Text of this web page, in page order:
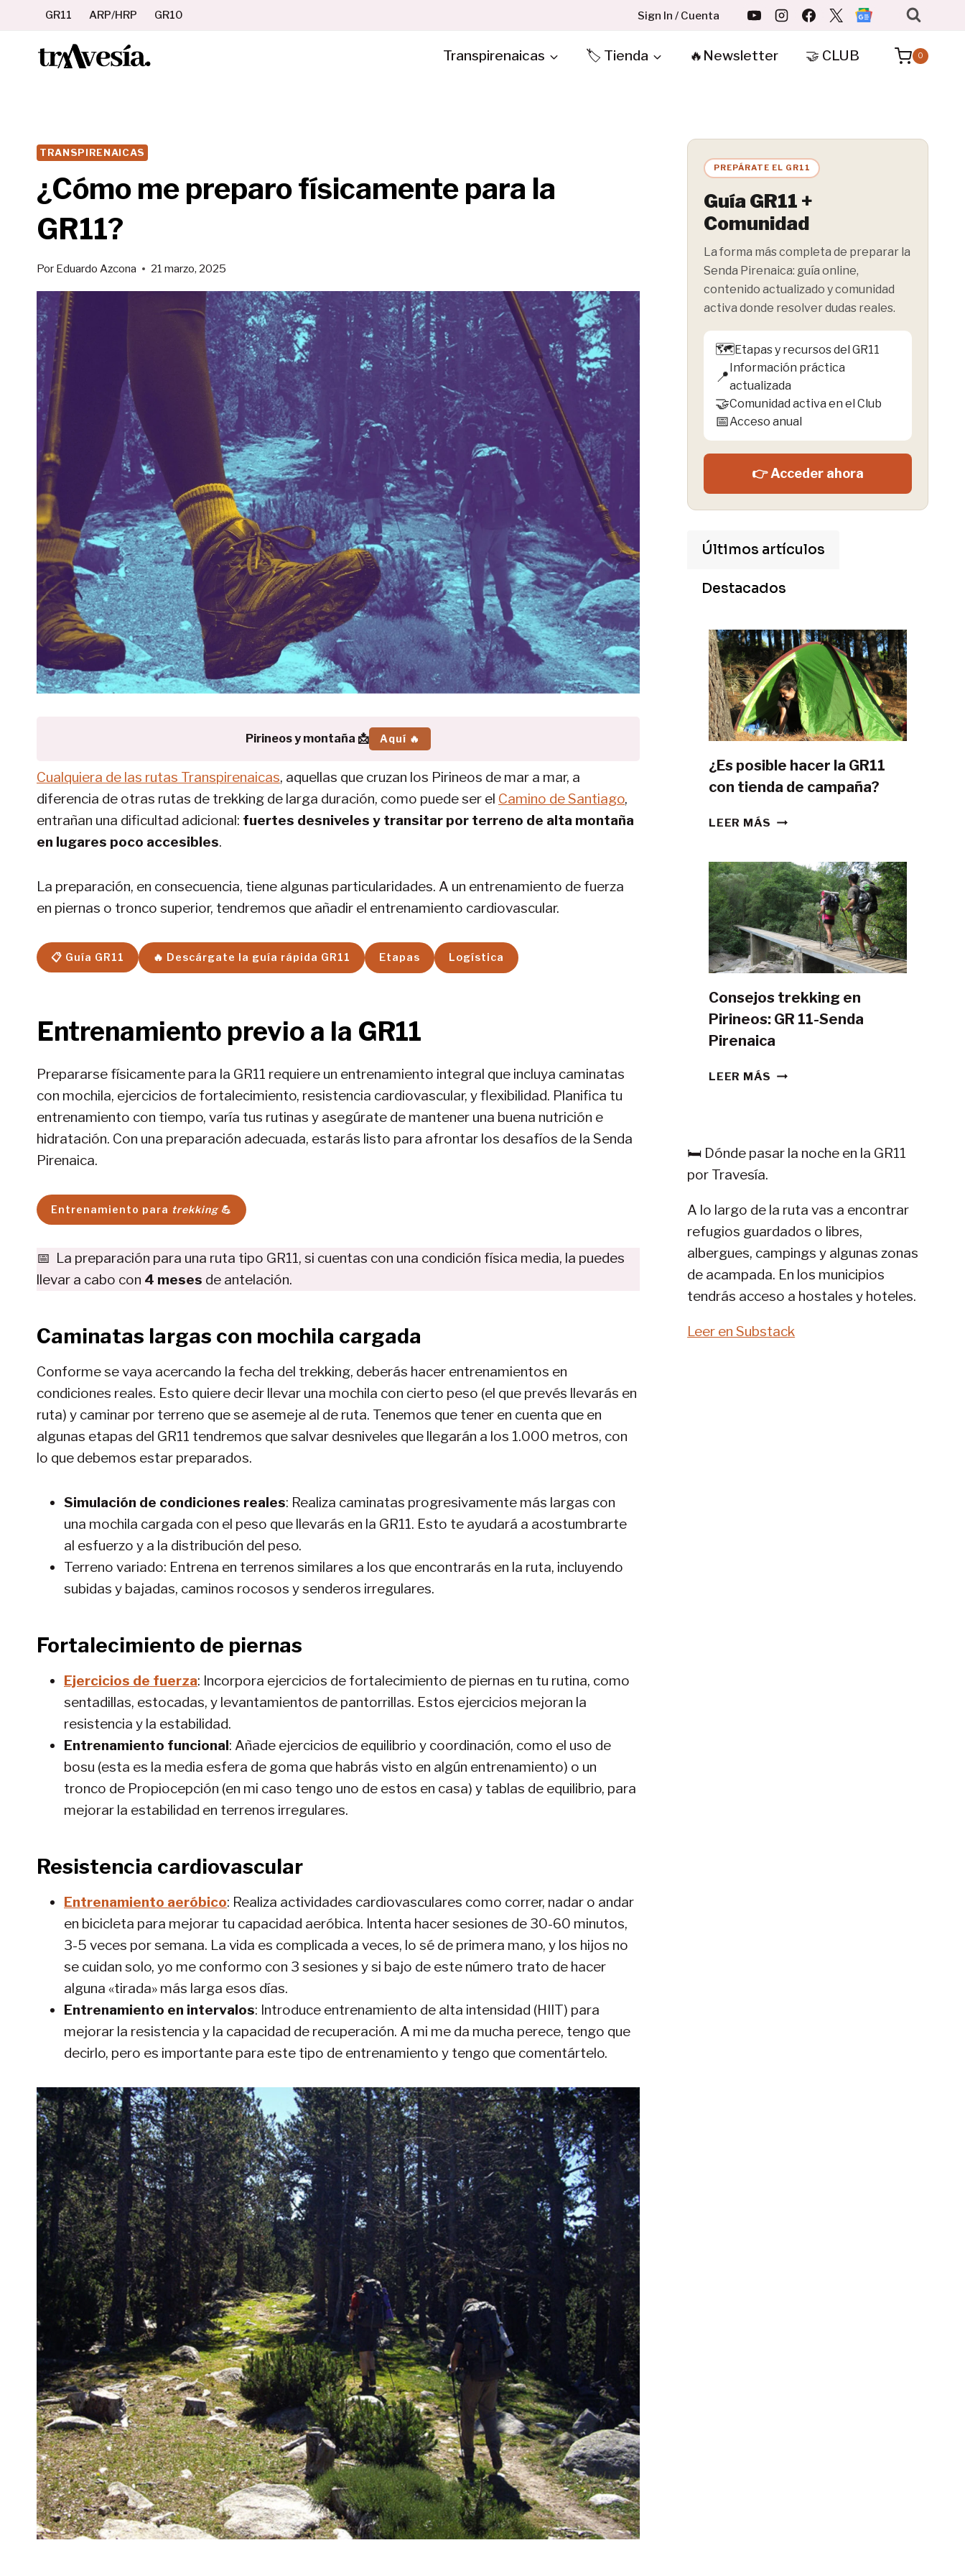
contenido
GR11 ARP/HRP GR10 Sign In / Cuenta
Transpirenaicas 🏷️ Tienda 🔥Newsletter 🤝 CLUB 0
TRANSPIRENAICAS
¿Cómo me preparo físicamente para la
GR11?
Por Eduardo Azcona 21 marzo, 2025
Pirineos y montaña 📩 Aquí 🔥
Cualquiera de las rutas Transpirenaicas, aquellas que cruzan los Pirineos de mar a mar, a
diferencia de otras rutas de trekking de larga duración, como puede ser el Camino de Santiago,
entrañan una dificultad adicional: fuertes desniveles y transitar por terreno de alta montaña
en lugares poco accesibles.
La preparación, en consecuencia, tiene algunas particularidades. A un entrenamiento de fuerza
en piernas o tronco superior, tendremos que añadir el entrenamiento cardiovascular.
📋 Guía GR11 🔥 Descárgate la guía rápida GR11 Etapas Logística
Entrenamiento previo a la GR11
Prepararse físicamente para la GR11 requiere un entrenamiento integral que incluya caminatas
con mochila, ejercicios de fortalecimiento, resistencia cardiovascular, y flexibilidad. Planifica tu
entrenamiento con tiempo, varía tus rutinas y asegúrate de mantener una buena nutrición e
hidratación. Con una preparación adecuada, estarás listo para afrontar los desafíos de la Senda
Pirenaica.
Entrenamiento para trekking💪
📅 La preparación para una ruta tipo GR11, si cuentas con una condición física media, la puedes
llevar a cabo con 4 meses de antelación.
Caminatas largas con mochila cargada
Conforme se vaya acercando la fecha del trekking, deberás hacer entrenamientos en
condiciones reales. Esto quiere decir llevar una mochila con cierto peso (el que prevés llevarás en
ruta) y caminar por terreno que se asemeje al de ruta. Tenemos que tener en cuenta que en
algunas etapas del GR11 tendremos que salvar desniveles que llegarán a los 1.000 metros, con
lo que debemos estar preparados.
Simulación de condiciones reales: Realiza caminatas progresivamente más largas con
una mochila cargada con el peso que llevarás en la GR11. Esto te ayudará a acostumbrarte
al esfuerzo y a la distribución del peso.
Terreno variado: Entrena en terrenos similares a los que encontrarás en la ruta, incluyendo
subidas y bajadas, caminos rocosos y senderos irregulares.
Fortalecimiento de piernas
Ejercicios de fuerza: Incorpora ejercicios de fortalecimiento de piernas en tu rutina, como
sentadillas, estocadas, y levantamientos de pantorrillas. Estos ejercicios mejoran la
resistencia y la estabilidad.
Entrenamiento funcional: Añade ejercicios de equilibrio y coordinación, como el uso de
bosu (esta es la media esfera de goma que habrás visto en algún entrenamiento) o un
tronco de Propiocepción (en mi caso tengo uno de estos en casa) y tablas de equilibrio, para
mejorar la estabilidad en terrenos irregulares.
Resistencia cardiovascular
Entrenamiento aeróbico: Realiza actividades cardiovasculares como correr, nadar o andar
en bicicleta para mejorar tu capacidad aeróbica. Intenta hacer sesiones de 30-60 minutos,
3-5 veces por semana. La vida es complicada a veces, lo sé de primera mano, y los hijos no
se cuidan solo, yo me conformo con 3 sesiones y si bajo de este número trato de hacer
alguna «tirada» más larga esos días.
Entrenamiento en intervalos: Introduce entrenamiento de alta intensidad (HIIT) para
mejorar la resistencia y la capacidad de recuperación. A mi me da mucha perece, tengo que
decirlo, pero es importante para este tipo de entrenamiento y tengo que comentártelo.
PREPÁRATE EL GR11
Guía GR11 +
Comunidad
La forma más completa de preparar la
Senda Pirenaica: guía online,
contenido actualizado y comunidad
activa donde resolver dudas reales.
🗺️Etapas y recursos del GR11
📍
Información práctica
actualizada
🤝Comunidad activa en el Club
📅Acceso anual
👉 Acceder ahora
Últimos artículos
Destacados
¿Es posible hacer la GR11
con tienda de campaña?
LEER MÁS ¿ES
LA
GR11
CON
TIENDA
DE
CAMPAÑA?
Consejos trekking en
Pirineos: GR 11-Senda
Pirenaica
LEER MÁS CONSEJOS
11-
🛏️ Dónde pasar la noche en la GR11
por Travesía.
A lo largo de la ruta vas a encontrar
refugios guardados o libres,
albergues, campings y algunas zonas
de acampada. En los municipios
tendrás acceso a hostales y hoteles.
Leer en Substack